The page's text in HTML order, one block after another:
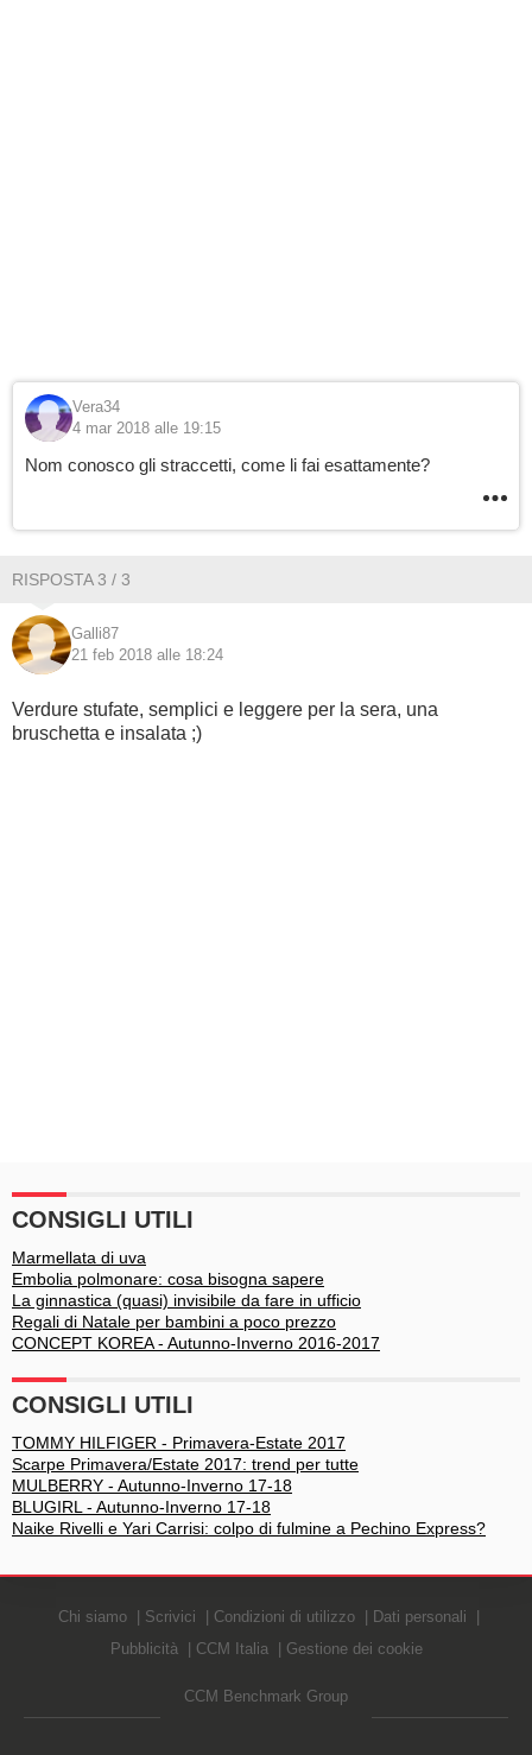
Vera34
4 mar 2018 alle 19:15
Nom conosco gli straccetti, come li fai esattamente?
RISPOSTA 3 / 3
Galli87
21 feb 2018 alle 18:24
Verdure stufate, semplici e leggere per la sera, una
bruschetta e insalata ;)
CONSIGLI UTILI
Marmellata di uva
Embolia polmonare: cosa bisogna sapere
La ginnastica (quasi) invisibile da fare in ufficio
Regali di Natale per bambini a poco prezzo
CONCEPT KOREA - Autunno-Inverno 2016-2017
CONSIGLI UTILI
TOMMY HILFIGER - Primavera-Estate 2017
Scarpe Primavera/Estate 2017: trend per tutte
MULBERRY - Autunno-Inverno 17-18
BLUGIRL - Autunno-Inverno 17-18
Naike Rivelli e Yari Carrisi: colpo di fulmine a Pechino Express?
Chi siamo Scrivici Condizioni di utilizzo
Dati personali
Pubblicità
CCM Italia Gestione dei cookie
CCM Benchmark Group